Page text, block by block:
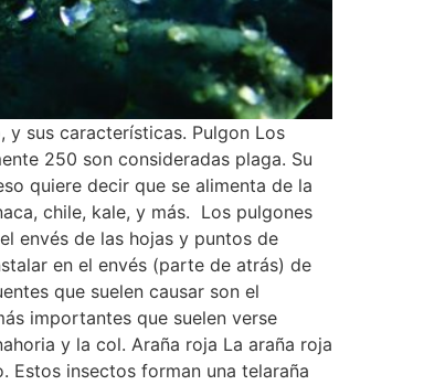
y sus características. Pulgon Los
250 son consideradas plaga. Su
quiere decir que se alimenta de la
chile, kale, y más. Los pulgones
envés de las hojas y puntos de
en el envés (parte de atrás) de
que suelen causar son el
importantes que suelen verse
y la col. Araña roja La araña roja
Estos insectos forman una telaraña